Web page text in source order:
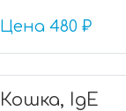
Цена 480 ₽
Кошка, IgE